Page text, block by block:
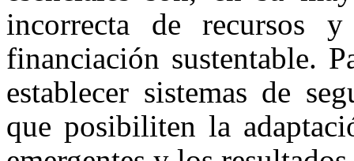
incorrecta de recursos
financiación sustentable.
establecer sistemas de
que posibiliten la